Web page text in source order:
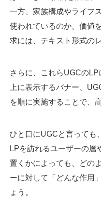
一方、家族構成やライフ
使われているのか、価値
求には、テキスト形式の
さらに、これらUGCの
上に表示するバナー、
を順に実施することで、
ひと口にUGCと言っても
LPを訪れるユーザーの層
置くかによっても、どの
ーに対して「どんな作用
ょう。